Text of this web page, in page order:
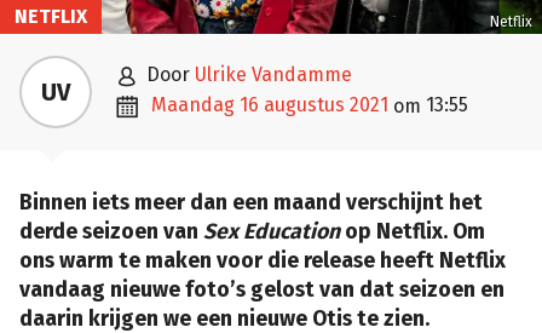
Netflix
NETFLIX
UV  door Ulrike Vandamme
 maandag 16 augustus 2021 om 13:55
Binnen iets meer dan een maand verschijnt het
derde seizoen van Sex Educationop Netflix. Om
ons warm te maken voor die release heeft Netflix
vandaag nieuwe foto’s gelost van dat seizoen en
daarin krijgen we een nieuwe Otis te zien.